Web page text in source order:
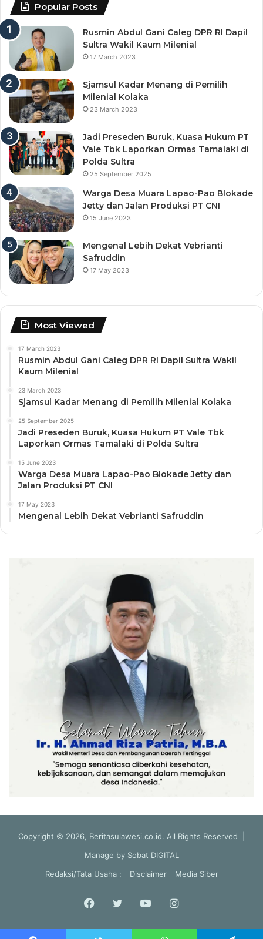
Popular Posts
Rusmin Abdul Gani Caleg DPR RI Dapil
Sultra Wakil Kaum Milenial
17 March 2023
Sjamsul Kadar Menang di Pemilih
Milenial Kolaka
23 March 2023
Jadi Preseden Buruk, Kuasa Hukum PT
Vale Tbk Laporkan Ormas Tamalaki di
Polda Sultra
25 September 2025
Warga Desa Muara Lapao-Pao Blokade
Jetty dan Jalan Produksi PT CNI
15 June 2023
Mengenal Lebih Dekat Vebrianti
Safruddin
17 May 2023
Most Viewed
17 March 2023
Rusmin Abdul Gani Caleg DPR RI Dapil Sultra Wakil
Kaum Milenial
23 March 2023
Sjamsul Kadar Menang di Pemilih Milenial Kolaka
25 September 2025
Jadi Preseden Buruk, Kuasa Hukum PT Vale Tbk
Laporkan Ormas Tamalaki di Polda Sultra
15 June 2023
Warga Desa Muara Lapao-Pao Blokade Jetty dan
Jalan Produksi PT CNI
17 May 2023
Mengenal Lebih Dekat Vebrianti Safruddin
Copyright © 2026, Beritasulawesi.co.id. All Rights Reserved |
Manage by Sobat DIGITAL
Redaksi/Tata Usaha :
Disclaimer Media Siber
Facebook
Twitter YouTubeInstagram